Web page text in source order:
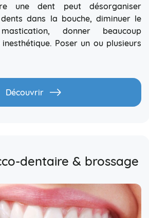
une dent peut désorganiser
dents dans la bouche, diminuer le
donner beaucoup
Poser un ou plusieurs
Découvrir
dentaire & brossage